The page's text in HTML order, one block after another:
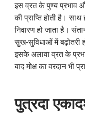
इस व्रत के पुण्य प्रभाव
की प्राप्ति होती है।
निवारण हो जाता है।
सुख-सुविधाओं में बढ़ोतरी
इसके अलावा व्रत के
बाद मोक्ष का वरदान भी
पुत्रदा